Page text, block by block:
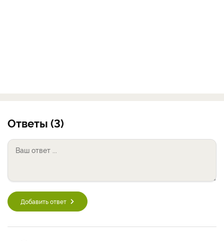
Ответы (3)
Добавить ответ